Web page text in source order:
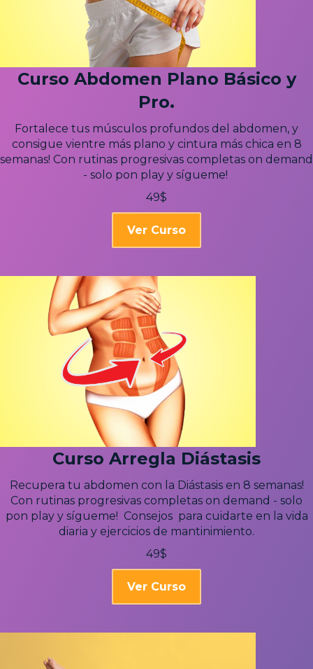
Curso Abdomen Plano Básico y
Pro.
Fortalece tus músculos profundos del abdomen, y
consigue vientre más plano y cintura más chica en 8
semanas! Con rutinas progresivas completas on demand
- solo pon play y sígueme!
49$
Ver Curso
Curso Arregla Diástasis
Recupera tu abdomen con la Diástasis en 8 semanas!
Con rutinas progresivas completas on demand - solo
pon play y sígueme! Consejos para cuidarte en la vida
diaria y ejercicios de mantinimiento.
49$
Ver Curso